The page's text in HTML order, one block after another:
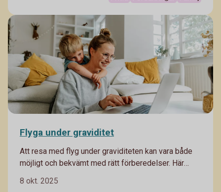
och vilken sorts ersättning du kan få vid till exempel
förlorat bagage.
Flyga under graviditet
Att resa med flyg under graviditeten kan vara både
möjligt och bekvämt med rätt förberedelser. Här
planerar en flygresa som gravid.
8 okt. 2025